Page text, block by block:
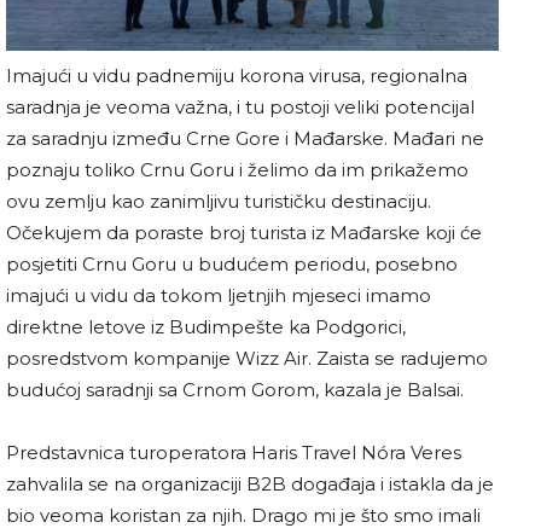
Imajući u vidu padnemiju korona virusa, regionalna
saradnja je veoma važna, i tu postoji veliki potencijal
za saradnju između Crne Gore i Mađarske. Mađari ne
poznaju toliko Crnu Goru i želimo da im prikažemo
ovu zemlju kao zanimljivu turističku destinaciju.
Očekujem da poraste broj turista iz Mađarske koji će
posjetiti Crnu Goru u budućem periodu, posebno
imajući u vidu da tokom ljetnjih mjeseci imamo
direktne letove iz Budimpešte ka Podgorici,
posredstvom kompanije Wizz Air. Zaista se radujemo
budućoj saradnji sa Crnom Gorom, kazala je Balsai.
Predstavnica turoperatora Haris Travel Nóra Veres
zahvalila se na organizaciji B2B događaja i istakla da je
bio veoma koristan za njih. Drago mi je što smo imali